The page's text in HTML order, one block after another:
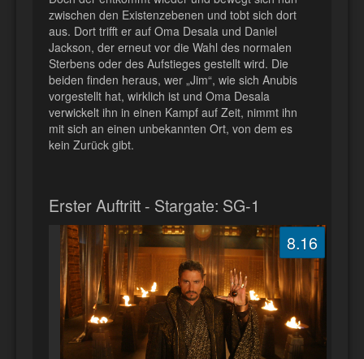
zwischen den Existenzebenen und tobt sich dort
aus. Dort trifft er auf Oma Desala und Daniel
Jackson, der erneut vor die Wahl des normalen
Sterbens oder des Aufstieges gestellt wird. Die
beiden finden heraus, wer „Jim“, wie sich Anubis
vorgestellt hat, wirklich ist und Oma Desala
verwickelt ihn in einen Kampf auf Zeit, nimmt ihn
mit sich an einen unbekannten Ort, von dem es
kein Zurück gibt.
Erster Auftritt - Stargate: SG-1
8.16